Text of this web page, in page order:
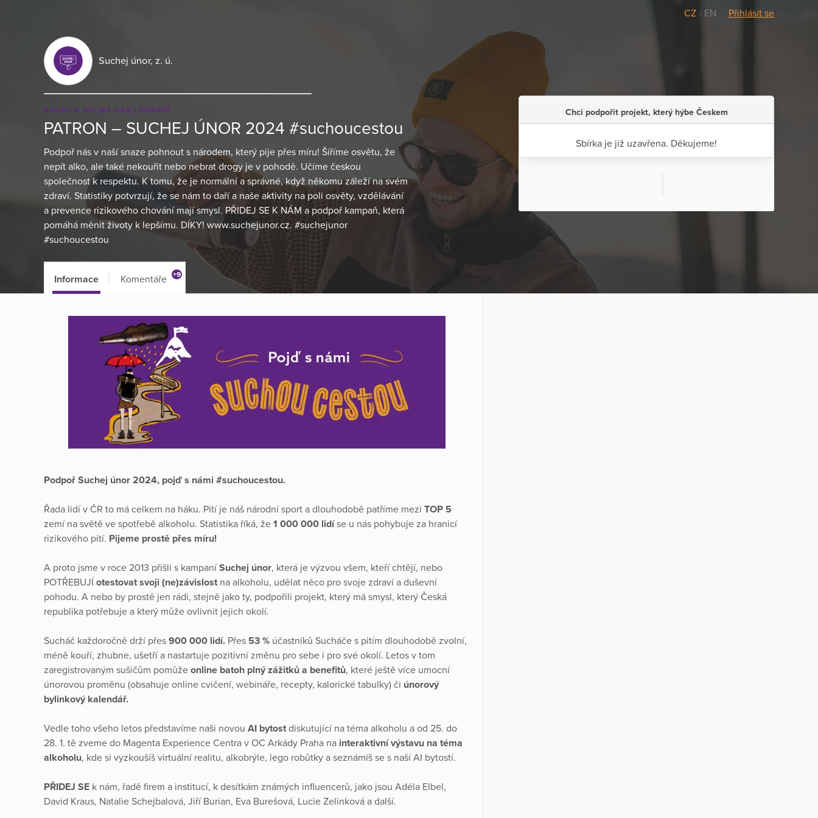
CZ / EN Přihlásit se
Suchej únor, z. ú.
SPORT A VOLNÝ ČAS ZDRAVÍ
PATRON – SUCHEJ ÚNOR 2024 #suchoucestou
Podpoř nás v naší snaze pohnout s národem, který pije přes míru! Šíříme osvětu, že
nepít alko, ale také nekouřit nebo nebrat drogy je v pohodě. Učíme českou
společnost k respektu. K tomu, že je normální a správné, když někomu záleží na svém
zdraví. Statistiky potvrzují, že se nám to daří a naše aktivity na poli osvěty, vzdělávání
a prevence rizikového chování mají smysl. PŘIDEJ SE K NÁM a podpoř kampaň, která
pomáhá měnit životy k lepšímu. DÍKY! www.suchejunor.cz. #suchejunor
#suchoucestou
Chci podpořit projekt, který hýbe Českem
Sbírka je již uzavřena. Děkujeme!
Informace Komentáře +9
Podpoř Suchej únor 2024, pojď s námi #suchoucestou.
Řada lidí v ČR to má celkem na háku. Pití je náš národní sport a dlouhodobě patříme mezi TOP 5
zemí na světě ve spotřebě alkoholu. Statistika říká, že 1 000 000 lidíse u nás pohybuje za hranicí
rizikového pití. Pijeme prostě přes míru!
A proto jsme v roce 2013 přišli s kampaníSuchej únor, která je výzvou všem, kteří chtějí, nebo
POTŘEBUJÍ otestovat svoji (ne)závislost na alkoholu, udělat něco pro svoje zdraví a duševní
pohodu. A nebo by prostě jen rádi, stejně jako ty, podpořili projekt, který má smysl, který Česká
republika potřebuje a který může ovlivnit jejich okolí.
Sucháč každoročně drží přes 900 000 lidí. Přes 53 % účastníků Sucháče s pitím dlouhodobě zvolní,
méně kouří, zhubne, ušetří a nastartuje pozitivní změnu pro sebe i pro své okolí. Letos v tom
zaregistrovaným sušičům pomůže online batoh plný zážitků a benefitů, které ještě více umocní
únorovou proměnu (obsahuje online cvičení, webináře, recepty, kalorické tabulky) či únorový
bylinkový kalendář.
Vedle toho všeho letos představíme naši novou AI bytost diskutující na téma alkoholu a od 25. do
28. 1. tě zveme do Magenta Experience Centra v OC Arkády Praha na interaktivní výstavu na téma
alkoholu, kde si vyzkoušíš virtuální realitu, alkobrýle, lego robůtky a seznámíš se s naší AI bytostí.
PŘIDEJ SE k nám, řadě firem a institucí, k desítkám známých influencerů, jako jsou Adéla Elbel,
David Kraus, Natalie Schejbalová, Jiří Burian, Eva Burešová, Lucie Zelinková a další.